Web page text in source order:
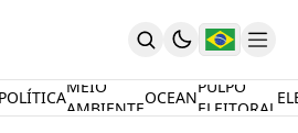
POLÍTICA
MEIO
AMBIENTE
OCEAN
PULPO
ELEITORAL